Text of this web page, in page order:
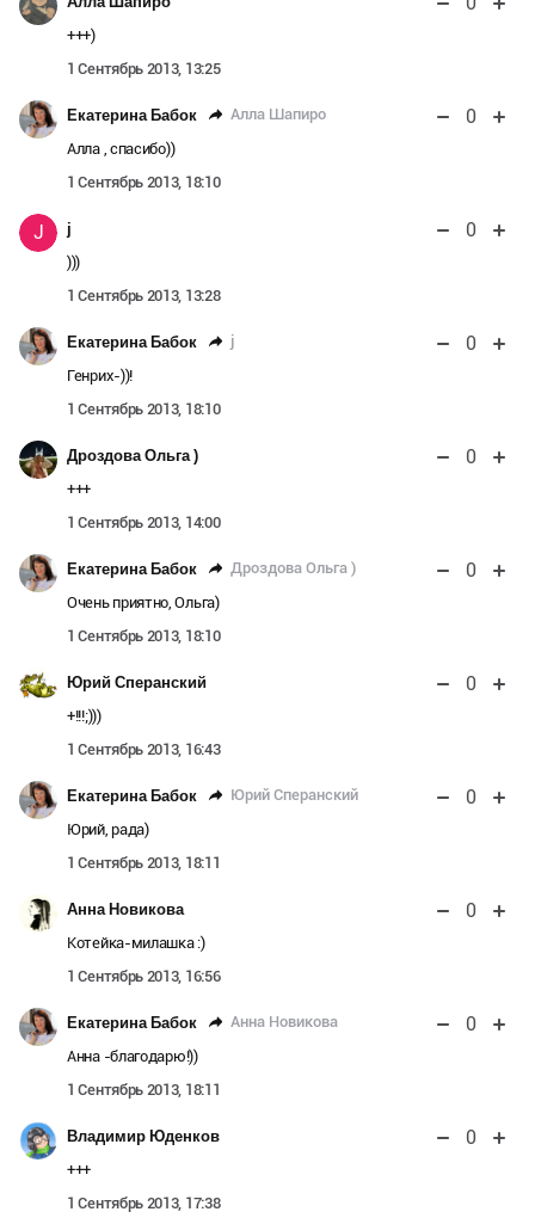
+++)
1 Сентябрь 2013, 13:25
Екатерина Бабок Алла Шапиро 0
Алла , спасибо))
1 Сентябрь 2013, 18:10
J j 0
)))
1 Сентябрь 2013, 13:28
Екатерина Бабок j 0
Генрих-))!
1 Сентябрь 2013, 18:10
Дроздова Ольга ) 0
+++
1 Сентябрь 2013, 14:00
Екатерина Бабок Дроздова Ольга ) 0
Очень приятно, Ольга)
1 Сентябрь 2013, 18:10
Юрий Сперанский 0
+!!!;)))
1 Сентябрь 2013, 16:43
Екатерина Бабок Юрий Сперанский 0
Юрий, рада)
1 Сентябрь 2013, 18:11
Анна Новикова 0
Котейка-милашка :)
1 Сентябрь 2013, 16:56
Екатерина Бабок Анна Новикова 0
Анна -благодарю!))
1 Сентябрь 2013, 18:11
Владимир Юденков 0
+++
1 Сентябрь 2013, 17:38